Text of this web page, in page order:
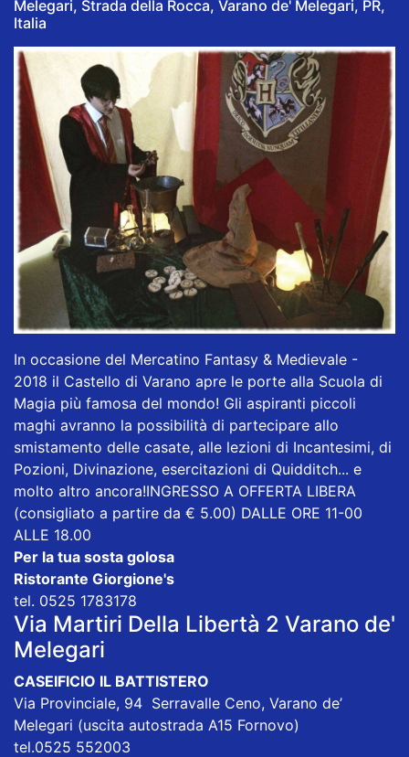
Melegari, Strada della Rocca, Varano de' Melegari, PR,
Italia
In occasione del Mercatino Fantasy & Medievale -
2018 il Castello di Varano apre le porte alla Scuola di
Magia più famosa del mondo! Gli aspiranti piccoli
maghi avranno la possibilità di partecipare allo
smistamento delle casate, alle lezioni di Incantesimi, di
Pozioni, Divinazione, esercitazioni di Quidditch... e
molto altro ancora!INGRESSO A OFFERTA LIBERA
(consigliato a partire da € 5.00) DALLE ORE 11-00
ALLE 18.00
Per la tua sosta golosa
Ristorante Giorgione's
tel. 0525 1783178
Via Martiri Della Libertà 2 Varano de'
Melegari
CASEIFICIO IL BATTISTERO
Via Provinciale, 94 Serravalle Ceno, Varano de’
Melegari (uscita autostrada A15 Fornovo)
tel.0525 552003